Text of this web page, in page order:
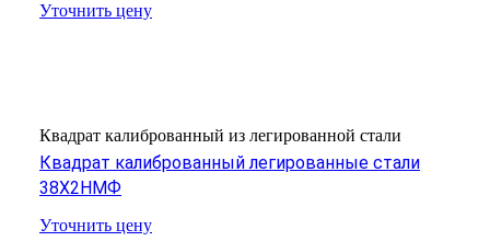
Уточнить цену
Квадрат калиброванный из легированной стали
Квадрат калиброванный легированные стали
38Х2НМФ
Уточнить цену